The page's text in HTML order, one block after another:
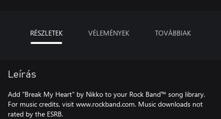
RÉSZLETEK VÉLEMÉNYEK TOVÁBBIAK
Leírás
Add "Break My Heart" by Nikko to your Rock Band™ song library.
For music credits, visit www.rockband.com. Music downloads not
rated by the ESRB.